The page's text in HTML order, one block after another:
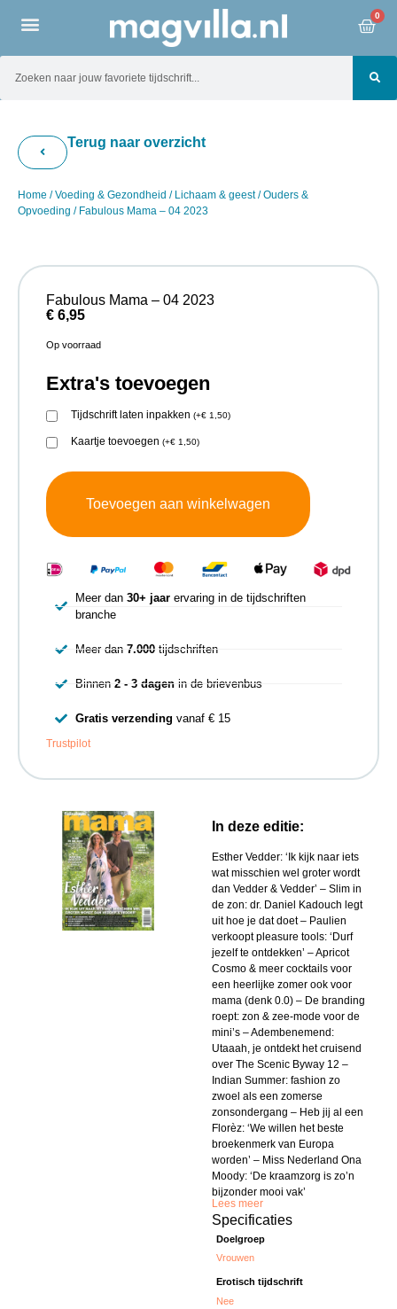
0
Terug naar overzicht
Home /Voeding & Gezondheid / Lichaam & geest/Ouders &
Opvoeding / Fabulous Mama – 04 2023
In deze editie:
Esther Vedder: ‘Ik kijk naar iets
wat misschien wel groter wordt
dan Vedder & Vedder’ – Slim in
de zon: dr. Daniel Kadouch legt
uit hoe je dat doet – Paulien
verkoopt pleasure tools: ‘Durf
jezelf te ontdekken’ – Apricot
Cosmo & meer cocktails voor
een heerlijke zomer ook voor
mama (denk 0.0) – De branding
roept: zon & zee-mode voor de
mini’s – Adembenemend:
Utaaah, je ontdekt het cruisend
over The Scenic Byway 12 –
Indian Summer: fashion zo
zwoel als een zomerse
zonsondergang – Heb jij al een
Florèz: ‘We willen het beste
broekenmerk van Europa
worden’ – Miss Nederland Ona
Moody: ‘De kraamzorg is zo’n
bijzonder mooi vak’
Lees meer
Specificaties
Doelgroep
Vrouwen
Erotisch tijdschrift
Nee
Fabulous Mama – 04 2023
€ 6,95
Op voorraad
Extra's toevoegen
Tijdschrift laten inpakken (+€ 1,50)
Kaartje toevoegen (+€ 1,50)
Toevoegen aan winkelwagen
Meer dan 30+ jaarervaring in de tijdschriften
branche
Meer dan 7.000tijdschriften
Binnen 2 - 3 dagenin de brievenbus
Gratis verzending vanaf € 15
Trustpilot